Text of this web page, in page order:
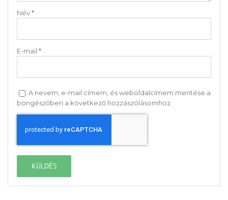
Név*
E-mail *
A nevem, e-mail címem, és weboldalcímem mentése a
böngészőben a következő hozzászólásomhoz.